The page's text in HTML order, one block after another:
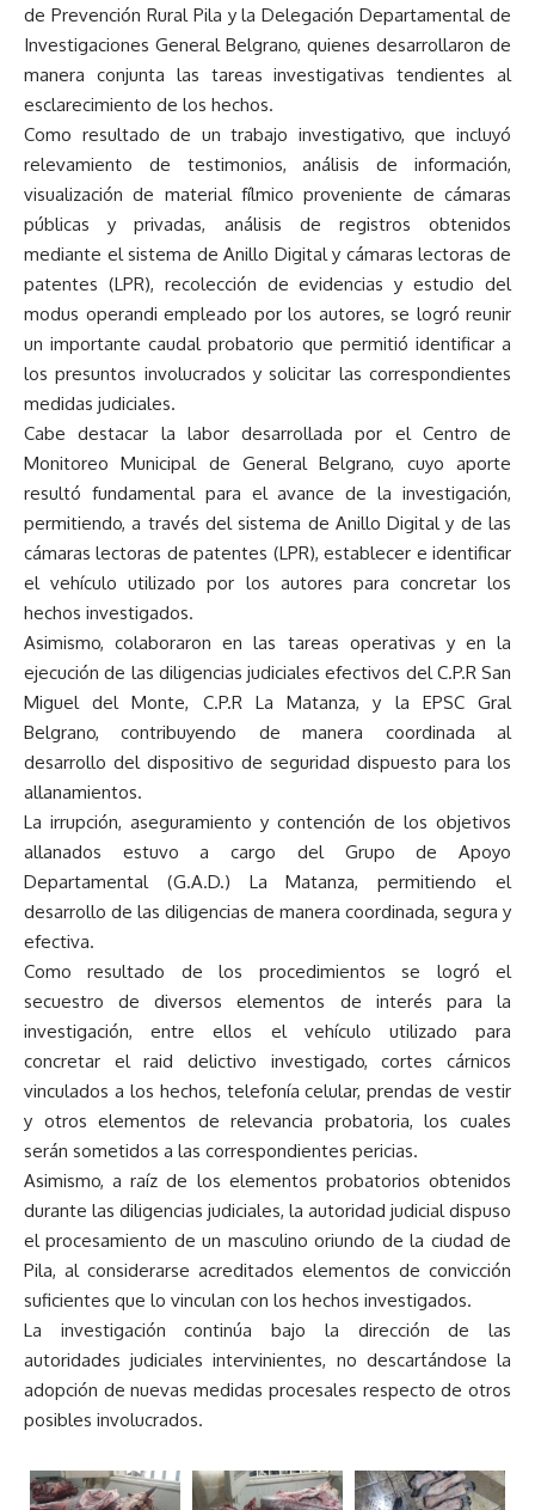
de Prevención Rural Pila y la Delegación Departamental de
Investigaciones General Belgrano, quienes desarrollaron de
manera conjunta las tareas investigativas tendientes al
esclarecimiento de los hechos.
Como resultado de un trabajo investigativo, que incluyó
relevamiento de testimonios, análisis de información,
visualización de material fílmico proveniente de cámaras
públicas y privadas, análisis de registros obtenidos
mediante el sistema de Anillo Digital y cámaras lectoras de
patentes (LPR), recolección de evidencias y estudio del
modus operandi empleado por los autores, se logró reunir
un importante caudal probatorio que permitió identificar a
los presuntos involucrados y solicitar las correspondientes
medidas judiciales.
Cabe destacar la labor desarrollada por el Centro de
Monitoreo Municipal de General Belgrano, cuyo aporte
resultó fundamental para el avance de la investigación,
permitiendo, a través del sistema de Anillo Digital y de las
cámaras lectoras de patentes (LPR), establecer e identificar
el vehículo utilizado por los autores para concretar los
hechos investigados.
Asimismo, colaboraron en las tareas operativas y en la
ejecución de las diligencias judiciales efectivos del C.P.R San
Miguel del Monte, C.P.R La Matanza, y la EPSC Gral
Belgrano, contribuyendo de manera coordinada al
desarrollo del dispositivo de seguridad dispuesto para los
allanamientos.
La irrupción, aseguramiento y contención de los objetivos
allanados estuvo a cargo del Grupo de Apoyo
Departamental (G.A.D.) La Matanza, permitiendo el
desarrollo de las diligencias de manera coordinada, segura y
efectiva.
Como resultado de los procedimientos se logró el
secuestro de diversos elementos de interés para la
investigación, entre ellos el vehículo utilizado para
concretar el raid delictivo investigado, cortes cárnicos
vinculados a los hechos, telefonía celular, prendas de vestir
y otros elementos de relevancia probatoria, los cuales
serán sometidos a las correspondientes pericias.
Asimismo, a raíz de los elementos probatorios obtenidos
durante las diligencias judiciales, la autoridad judicial dispuso
el procesamiento de un masculino oriundo de la ciudad de
Pila, al considerarse acreditados elementos de convicción
suficientes que lo vinculan con los hechos investigados.
La investigación continúa bajo la dirección de las
autoridades judiciales intervinientes, no descartándose la
adopción de nuevas medidas procesales respecto de otros
posibles involucrados.